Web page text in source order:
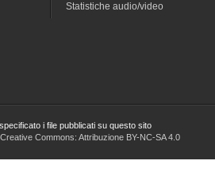
Statistiche audio/video
i file pubblicati su questo sito
Creative Commons: Attribuzione BY-NC-SA 4.0